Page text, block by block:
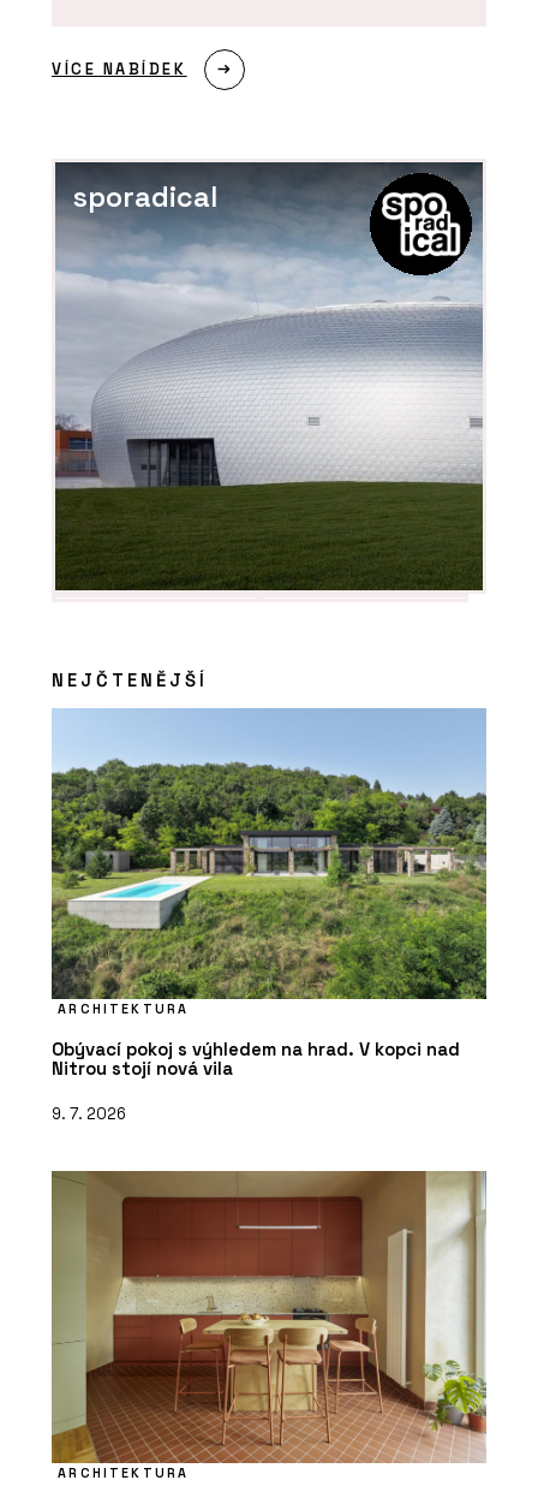
VÍCE NABÍDEK
sporadical
NEJČTENĚJŠÍ
ARCHITEKTURA
Obývací pokoj s výhledem na hrad. V kopci nad
Nitrou stojí nová vila
9. 7. 2026
ARCHITEKTURA